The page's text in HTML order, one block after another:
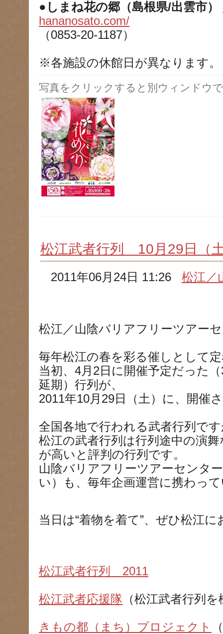
●しまね花の郷（島根県/出雲市）
hananosato.com/
（0853-20-1187）
※各施設の休館日が異なります。
写真をクリックすると別ウィンドウ
松江武者行列 10月29日（
2011年06月24日 11:26松江／
松江／山陰バリアフリーツアー
毎年松江の春を彩る催しとして
当初、4月2日に開催予定だった
延期）行列が、
2011年10月29日（土）に、開催
全国各地で行われる武者行列で
松江の武者行列は行列途中の演
が高いと評判の行列です。
山陰バリアフリーツアーセンタ
い）も、毎年企画運営に携わっ
当日は“着物を着て”、ぜひ松江
松江武者行列 2011
松江武者応援隊 （松江武者行列
きもの都（まち）プロジェクト